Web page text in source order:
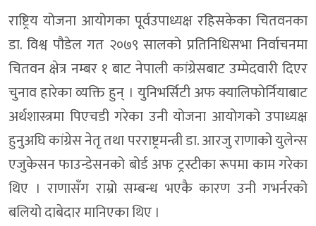
राष्ट्रिय योजना आयोगका पूर्वउपाध्यक्ष रहिसकेका चितवनका
डा. विश्व पौडेल गत २०७९ सालको प्रतिनिधिसभा निर्वाचनमा
चितवन क्षेत्र नम्बर १ बाट नेपाली कांग्रेसबाट उम्मेदवारी दिएर
चुनाव हारेका व्यक्ति हुन् । युनिभर्सिटी अफ क्यालिफोर्नियाबाट
अर्थशास्त्रमा पिएचडी गरेका उनी योजना आयोगको उपाध्यक्ष
हुनुअघि कांग्रेस नेतृ तथा परराष्ट्रमन्त्री डा. आरजु राणाको युलेन्स
एजुकेसन फाउन्डेसनको बोर्ड अफ ट्रस्टीका रूपमा काम गरेका
थिए । राणासँग राम्रो सम्बन्ध भएकै कारण उनी गभर्नरको
बलियो दाबेदार मानिएका थिए ।